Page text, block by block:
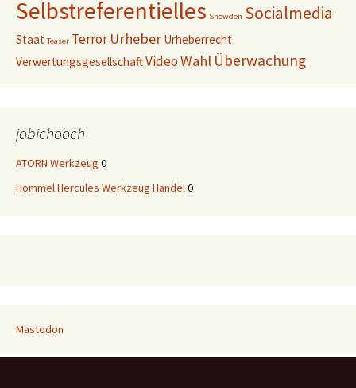
Selbstreferentielles Snowden Socialmedia
Staat Teaser Terror Urheber Urheberrecht
VerwertungsgesellschaftVideoWahl Überwachung
jobichooch
ATORN Werkzeug 0
Hommel Hercules Werkzeug Handel0
Mastodon